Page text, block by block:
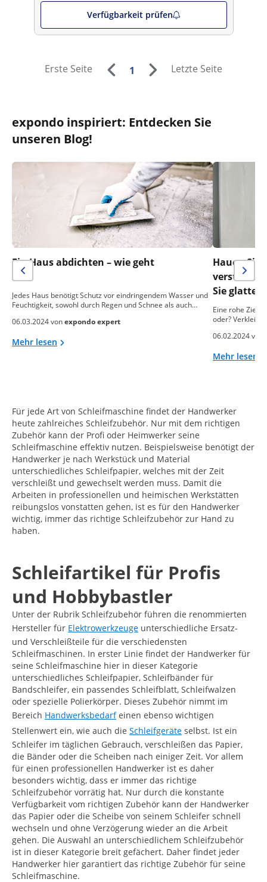
Verfügbarkeit prüfen
Erste Seite 1 Letzte Seite
expondo inspiriert: Entdecken Sie
unseren Blog!
Ein Haus abdichten – wie geht
das?
Jedes Haus benötigt Schutz vor eindringendem Wasser und
Feuchtigkeit, sowohl durch Regen und Schnee als auch…
06.03.2024 vonexpondo expert
Mehr lesen
Hauen Sie
Sie glatte
Eine rohe
oder?
06.02.2024 von
Mehr lesen
Für jede Art von Schleifmaschine findet der Handwerker
heute zahlreiches Schleifzubehör. Nur mit dem richtigen
Zubehör kann der Profi oder Heimwerker seine
Schleifmaschine effektiv nutzen. Beispielsweise benötigt der
Handwerker je nach Werkstück und Material
unterschiedliches Schleifpapier, welches mit der Zeit
verschleißt und gewechselt werden muss. Damit die
Arbeiten in professionellen und heimischen Werkstätten
reibungslos vonstatten gehen, ist es für den Handwerker
wichtig, immer das richtige Schleifzubehör zur Hand zu
haben.
Schleifartikel für Profis
und Hobbybastler
Unter der Rubrik Schleifzubehör führen die renommierten
Hersteller für Elektrowerkzeuge unterschiedliche Ersatz-
und Verschleißteile für die verschiedensten
Schleifmaschinen. In erster Linie findet der Handwerker für
seine Schleifmaschine hier in dieser Kategorie
unterschiedliches Schleifpapier, Schleifbänder für
Bandschleifer, ein passendes Schleifblatt, Schleifwalzen
oder spezielle Polierkörper. Dieses Zubehör nimmt im
Bereich Handwerksbedarfeinen ebenso wichtigen
Stellenwert ein, wie auch die Schleifgeräte selbst. Ist ein
Schleifer im täglichen Gebrauch, verschleißen das Papier,
die Bänder oder die Scheiben nach einiger Zeit. Vor allem
für einen professionellen Handwerker ist es daher
besonders wichtig, dass er immer das richtige
Schleifzubehör vorrätig hat. Nur durch die konstante
Verfügbarkeit vom richtigen Zubehör kann der Handwerker
das Papier oder die Scheibe von seinem Schleifer schnell
wechseln und ohne Verzögerung wieder an die Arbeit
gehen. Die Auswahl an unterschiedlichem Schleifzubehör
ist in dieser Kategorie breit gefächert. Daher findet jeder
Handwerker hier garantiert das richtige Zubehör für seine
Schleifmaschine.